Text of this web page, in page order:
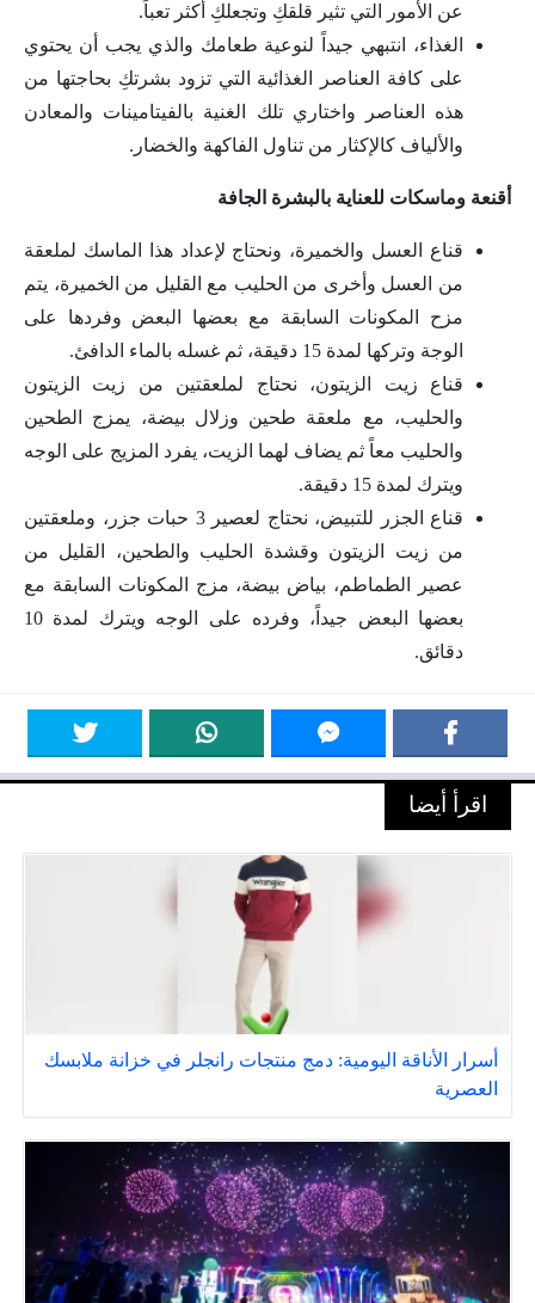
عن الأمور التي تثير قلقكِ وتجعلكِ أكثر تعباً.
الغذاء، انتبهي جيداً لنوعية طعامك والذي يجب أن يحتوي
على كافة العناصر الغذائية التي تزود بشرتكِ بحاجتها من
هذه العناصر واختاري تلك الغنية بالفيتامينات والمعادن
والألياف كالإكثار من تناول الفاكهة والخضار.
أقنعة وماسكات للعناية بالبشرة الجافة
قناع العسل والخميرة، ونحتاج لإعداد هذا الماسك لملعقة
من العسل وأخرى من الحليب مع القليل من الخميرة، يتم
مزح المكونات السابقة مع بعضها البعض وفردها على
الوجة وتركها لمدة 15 دقيقة، ثم غسله بالماء الدافئ.
قناع زيت الزيتون، نحتاج لملعقتين من زيت الزيتون
والحليب، مع ملعقة طحين وزلال بيضة، يمزج الطحين
والحليب معاً ثم يضاف لهما الزيت، يفرد المزيج على الوجه
ويترك لمدة 15 دقيقة.
قناع الجزر للتبيض، نحتاج لعصير 3 حبات جزر، وملعقتين
من زيت الزيتون وقشدة الحليب والطحين، القليل من
عصير الطماطم، بياض بيضة، مزج المكونات السابقة مع
بعضها البعض جيداً، وفرده على الوجه ويترك لمدة 10
دقائق.
اقرأ أيضا
أسرار الأناقة اليومية: دمج منتجات رانجلر في خزانة ملابسك
العصرية